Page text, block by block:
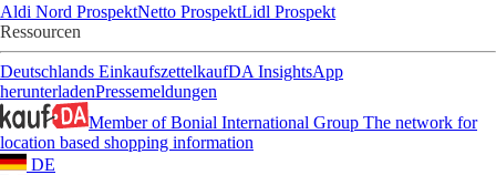
Aldi Nord ProspektNetto ProspektLidl Prospekt
Ressourcen
Deutschlands EinkaufszettelkaufDA InsightsApp
herunterladenPressemeldungen
Member of Bonial International Group The network for
location based shopping information
DE